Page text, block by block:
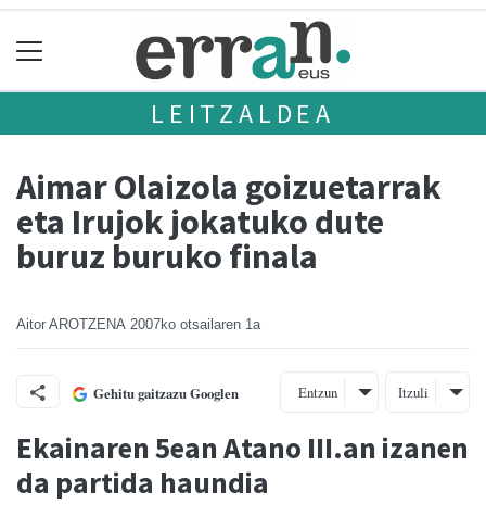
LEITZALDEA
Aimar Olaizola goizuetarrak
eta Irujok jokatuko dute
buruz buruko finala
Aitor AROTZENA 2007ko otsailaren 1a
Gehitu gaitzazu Googlen Entzun Itzuli
Ekainaren 5ean Atano III.an izanen
da partida haundia